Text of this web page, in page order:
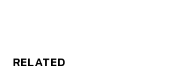
RELATED